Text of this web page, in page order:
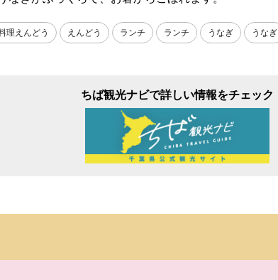
理えんどう えんどう ランチ ランチ うなぎ うなぎ
ちば観光ナビで詳しい情報をチェック